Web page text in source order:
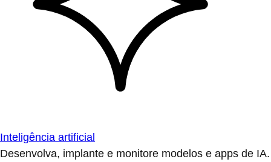
Inteligência artificial
Desenvolva, implante e monitore modelos e apps de IA.